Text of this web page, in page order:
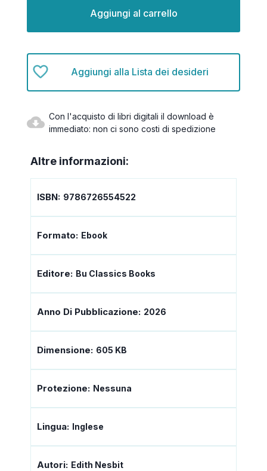
Aggiungi alla Lista dei desideri
Con l'acquisto di libri digitali il download è
immediato: non ci sono costi di spedizione
Altre informazioni:
ISBN: 9786726554522
Formato: Ebook
Editore: Bu Classics Books
Anno Di Pubblicazione: 2026
Dimensione: 605 KB
Protezione: Nessuna
Lingua: Inglese
Autori: Edith Nesbit